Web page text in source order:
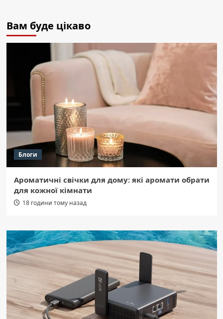
Вам буде цікаво
Блоги
Ароматичні свічки для дому: які аромати обрати
для кожної кімнати
18 години тому назад